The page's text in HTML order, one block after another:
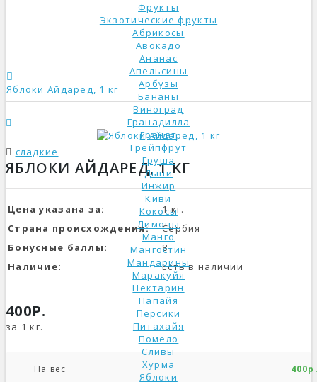
Фрукты
Экзотические фрукты
Абрикосы
Авокадо
Ананас
Апельсины
Арбузы
Бананы
Виноград
Гранадилла
Гранат
Грейпфрут
Груша
Дыни
Инжир
Киви
Кокосы
Лимоны
Манго
Мангостин
Мандарины
Маракуйя
Нектарин
Папайя
Персики
Питахайя
Помело
Сливы
Хурма
Яблоки
Яблоки Айдаред, 1 кг
сладкие
ЯБЛОКИ АЙДАРЕД, 1 КГ
Цена указана за:
1 кг.
Страна происхождения:
Сербия
Бонусные баллы:
8
Наличие:
Есть в наличии
400Р.
за 1 кг.
На вес